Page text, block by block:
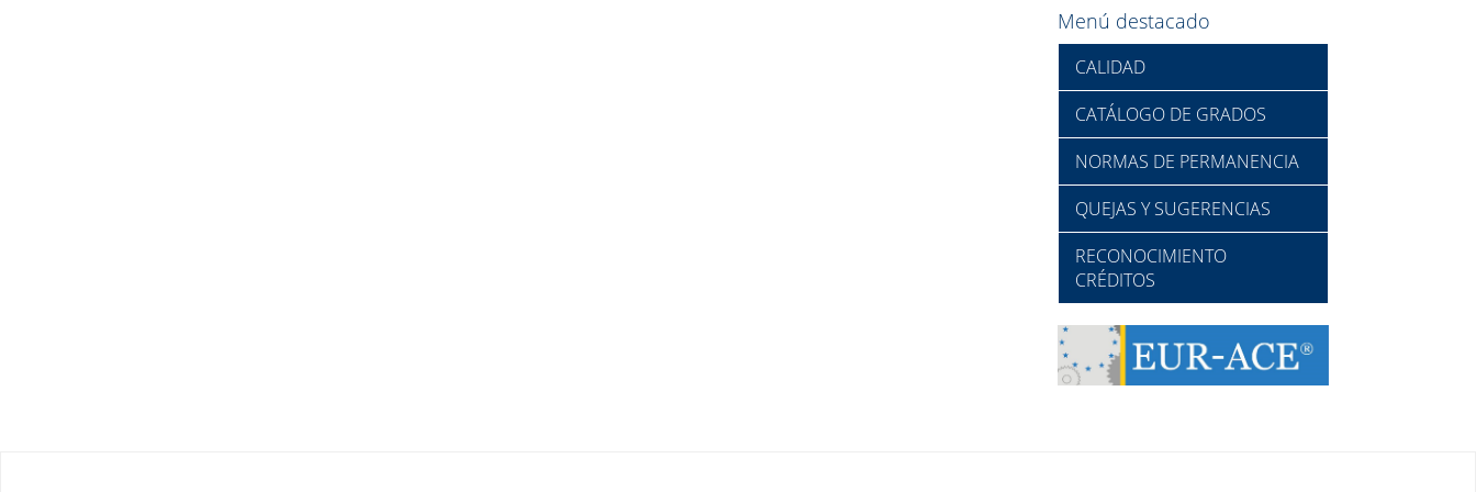
Menú destacado
CALIDAD
CATÁLOGO DE GRADOS
NORMAS DE PERMANENCIA
QUEJAS Y SUGERENCIAS
RECONOCIMIENTO
CRÉDITOS